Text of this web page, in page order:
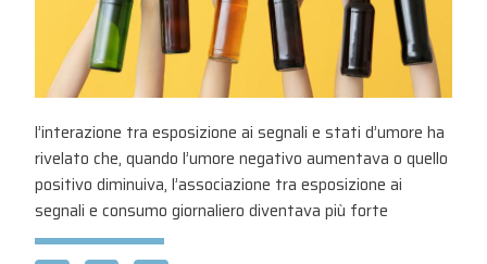
l’interazione tra esposizione ai segnali e stati d’umore ha
rivelato che, quando l’umore negativo aumentava o quello
positivo diminuiva, l’associazione tra esposizione ai
segnali e consumo giornaliero diventava più forte